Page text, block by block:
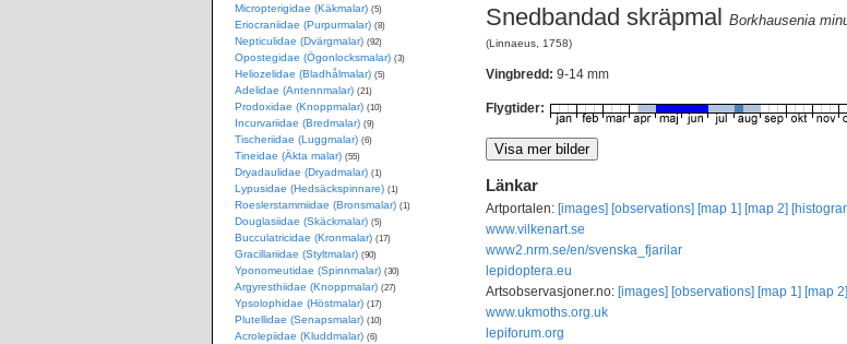
Snedbandad skräpmal Borkhausenia
(Linnaeus, 1758)
Vingbredd: 9-14 mm
Flygtider:
Länkar
Artportalen: [images] [observations] [map 1] [map 2]
www.vilkenart.se
www2.nrm.se/en/svenska_fjarilar
lepidoptera.eu
Artsobservasjoner.no: [images] [observations] [map 1] [map 2]
www.ukmoths.org.uk
lepiforum.org
Micropterigidae (Käkmalar) (5)
Eriocraniidae (Purpurmalar) (8)
Nepticulidae (Dvärgmalar) (92)
Opostegidae (Ögonlocksmalar) (3)
Heliozelidae (Bladhålmalar) (5)
Adelidae (Antennmalar) (21)
Prodoxidae (Knoppmalar) (10)
Incurvariidae (Bredmalar) (9)
Tischeriidae (Luggmalar) (6)
Tineidae (Äkta malar) (55)
Dryadaulidae (Dryadmalar) (1)
Lypusidae (Hedsäckspinnare) (1)
Roeslerstammiidae (Bronsmalar) (1)
Douglasiidae (Skäckmalar) (5)
Bucculatricidae (Kronmalar) (17)
Gracillariidae (Styltmalar) (90)
Yponomeutidae (Spinnmalar) (30)
Argyresthiidae (Knoppmalar) (27)
Ypsolophidae (Höstmalar) (17)
Plutellidae (Senapsmalar) (10)
Acrolepiidae (Kluddmalar) (6)